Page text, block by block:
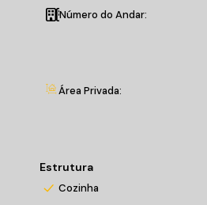
Valores sujeitos a alteração
Número do Andar:
Área Privada:
Estrutura
Cozinha